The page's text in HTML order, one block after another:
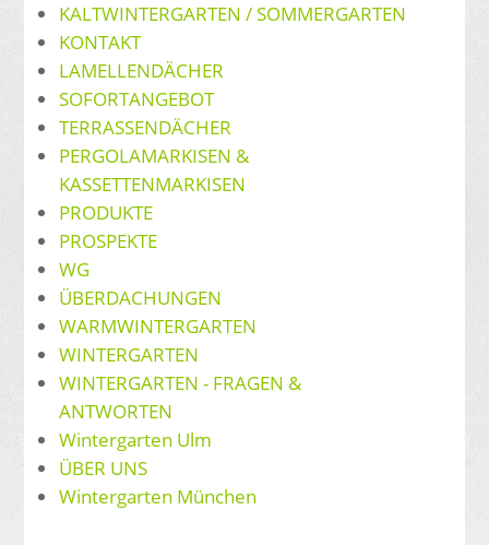
KALTWINTERGARTEN / SOMMERGARTEN
KONTAKT
LAMELLENDÄCHER
SOFORTANGEBOT
TERRASSENDÄCHER
PERGOLAMARKISEN &
KASSETTENMARKISEN
PRODUKTE
PROSPEKTE
WG
ÜBERDACHUNGEN
WARMWINTERGARTEN
WINTERGARTEN
WINTERGARTEN - FRAGEN &
ANTWORTEN
Wintergarten Ulm
ÜBER UNS
Wintergarten München